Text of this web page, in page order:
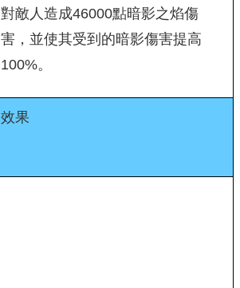
對敵人造成46000點暗影之焰傷
害，並使其受到的暗影傷害提高
100%。
效果